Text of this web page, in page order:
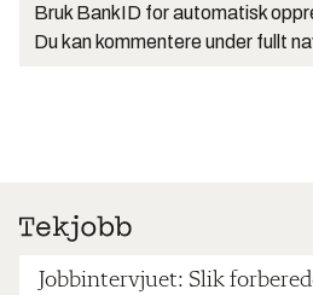
Bruk BankID for automatisk
Du kan kommentere under fullt
Jobbintervjuet: Slik